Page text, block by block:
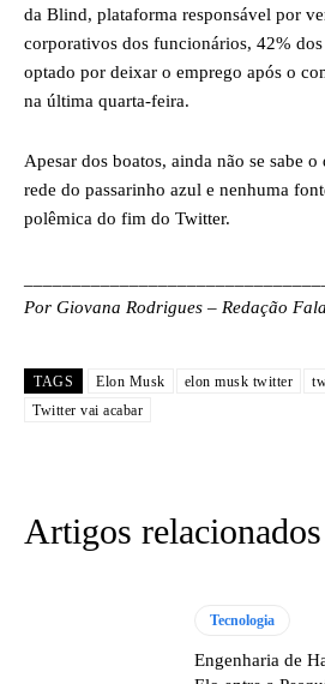
da Blind, plataforma responsável por
corporativos dos funcionários, 42%
optado por deixar o emprego após o
na última quarta-feira.
Apesar dos boatos, ainda não se sabe o
rede do passarinho azul e nenhuma
polêmica do fim do Twitter.
Por Giovana Rodrigues – Redação
TAGS Elon Musk elon musk twitter
Twitter vai acabar
Artigos relacionados
Tecnologia
Engenharia de